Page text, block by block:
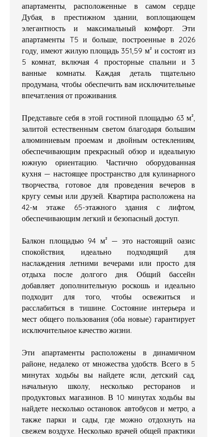
апартаменты, расположенные в самом сердце
Дубая, в престижном здании, воплощающем
элегантность и максимальный комфорт. Эти
апартаменты T5 и больше, построенные в 2026
году, имеют жилую площадь 351,59 м² и состоят из
5 комнат, включая 4 просторные спальни и 3
ванные комнаты. Каждая деталь тщательно
продумана, чтобы обеспечить вам исключительные
впечатления от проживания.
Представьте себя в этой гостиной площадью 63 м²,
залитой естественным светом благодаря большим
алюминиевым проемам и двойным остеклениям,
обеспечивающим прекрасный обзор и идеальную
южную ориентацию. Частично оборудованная
кухня — настоящее пространство для кулинарного
творчества, готовое для проведения вечеров в
кругу семьи или друзей. Квартира расположена на
42-м этаже 65-этажного здания с лифтом,
обеспечивающим легкий и безопасный доступ.
Балкон площадью 94 м² — это настоящий оазис
спокойствия, идеально подходящий для
наслаждения летними вечерами или просто для
отдыха после долгого дня. Общий бассейн
добавляет дополнительную роскошь и идеально
подходит для того, чтобы освежиться и
расслабиться в тишине. Состояние интерьера и
мест общего пользования (оба новые) гарантирует
исключительное качество жизни.
Эти апартаменты расположены в динамичном
районе, недалеко от множества удобств. Всего в 5
минутах ходьбы вы найдете ясли, детский сад,
начальную школу, несколько ресторанов и
продуктовых магазинов. В 10 минутах ходьбы вы
найдете несколько остановок автобусов и метро, а
также парки и сады, где можно отдохнуть на
свежем воздухе. Несколько врачей общей практики